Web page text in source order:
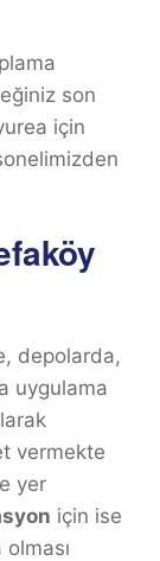
son
için
depolarda,
uygulama
vermekte
yer
için ise